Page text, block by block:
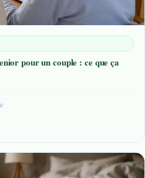
pour un couple : ce que ça